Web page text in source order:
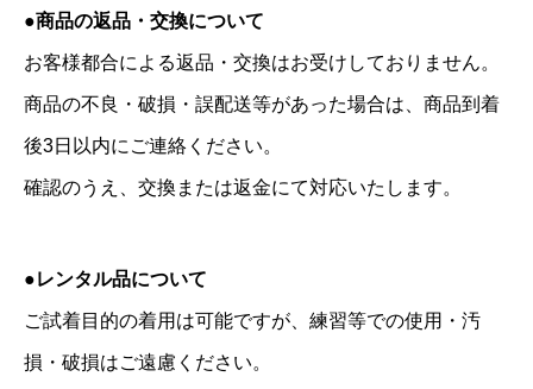
●商品の返品・交換について
お客様都合による返品・交換はお受けしておりません。
商品の不良・破損・誤配送等があった場合は、商品到着
後3日以内にご連絡ください。
確認のうえ、交換または返金にて対応いたします。
●レンタル品について
ご試着目的の着用は可能ですが、練習等での使用・汚
損・破損はご遠慮ください。